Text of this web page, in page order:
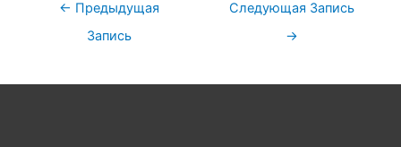
Навигация
← Предыдущая
Запись
Следующая Запись
→